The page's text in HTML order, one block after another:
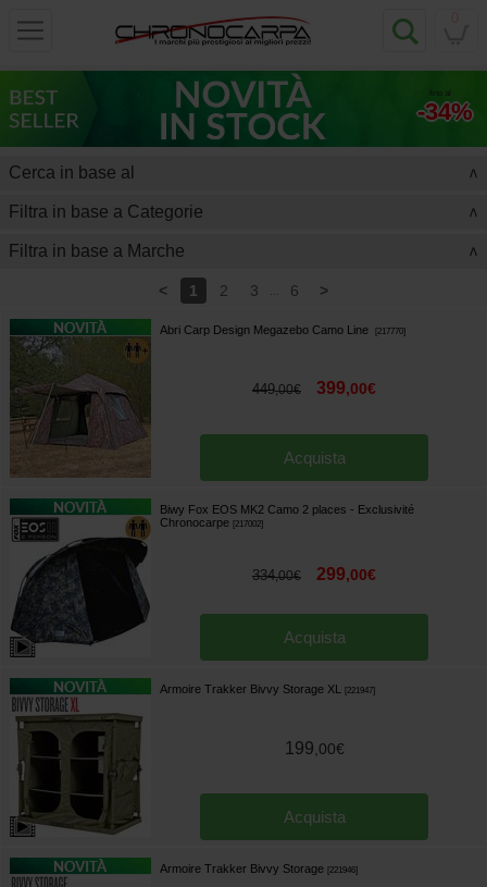
fino al
-34%
Cerca in base al >
Filtra in base a Categorie >
Filtra in base a Marche >
< 1 2 3 6 >
Abri Carp Design Megazebo Camo Line 217770]
449,00€ 399,00€
Acquista
Biwy Fox EOS MK2 Camo 2 places - Exclusivité
Chronocarpe
217002]
334,00€ 299,00€
Acquista
Armoire Trakker Bivvy Storage XL 221947]
199 00€
Acquista
Armoire Trakker Bivvy Storage 221946]